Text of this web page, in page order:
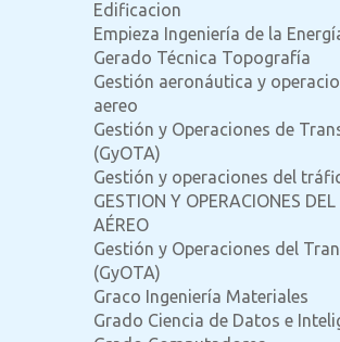
Edificacion
Empieza Ingeniería de la
Gerado Técnica Topografía
Gestión aeronáutica y
aereo
Gestión y Operaciones de
(GyOTA)
Gestión y operaciones del
GESTION Y OPERACIONES
AÉREO
Gestión y Operaciones del
(GyOTA)
Graco Ingeniería Materiales
Grado Ciencia de Datos e